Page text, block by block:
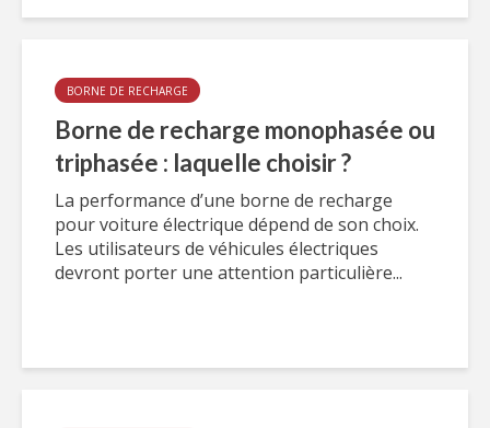
BORNE DE RECHARGE
Borne de recharge monophasée ou
triphasée : laquelle choisir ?
La performance d’une borne de recharge
pour voiture électrique dépend de son choix.
Les utilisateurs de véhicules électriques
devront porter une attention particulière...